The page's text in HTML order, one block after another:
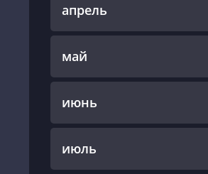
апрель
май
июнь
июль